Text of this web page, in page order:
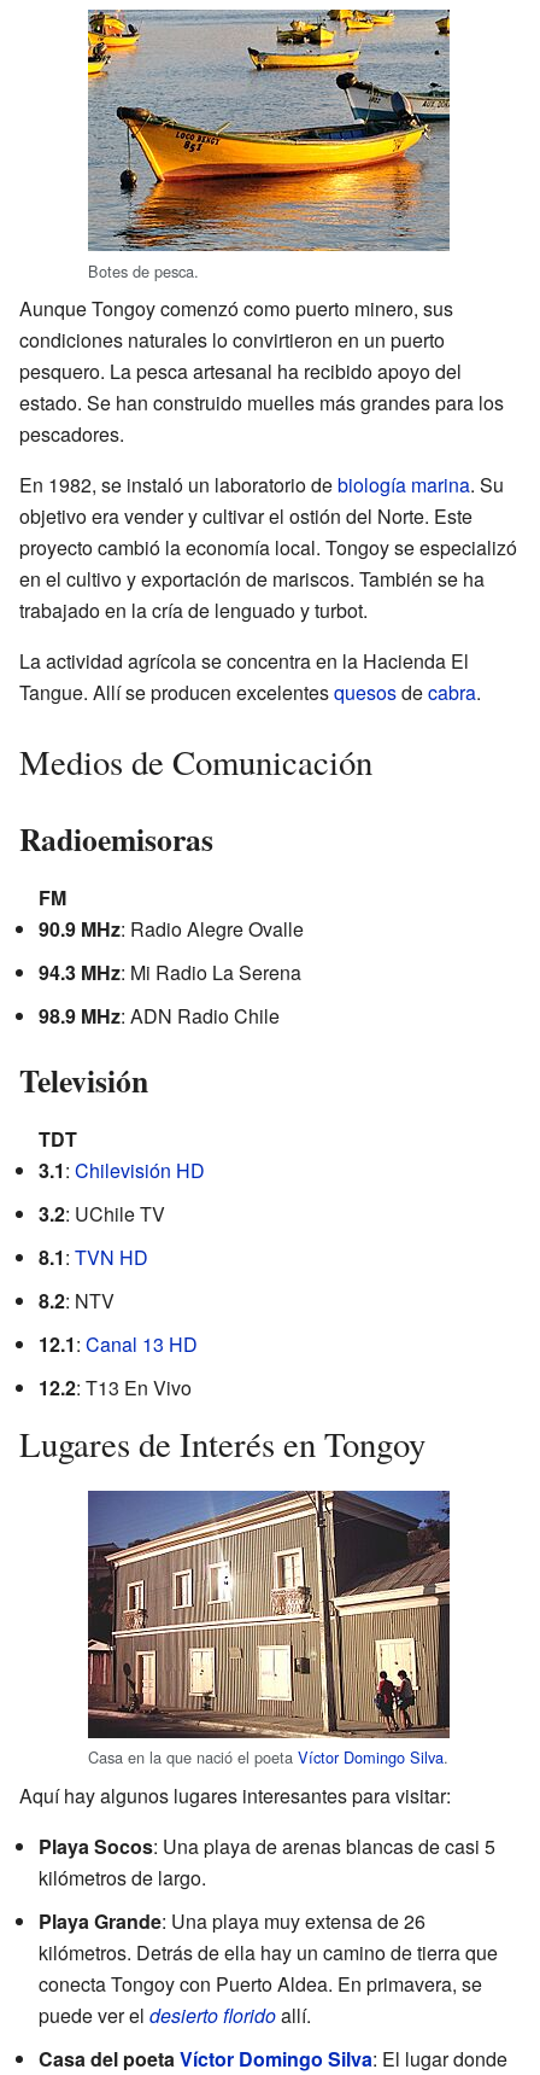
Botes de pesca.
Aunque Tongoy comenzó como puerto minero, sus
condiciones naturales lo convirtieron en un puerto
pesquero. La pesca artesanal ha recibido apoyo del
estado. Se han construido muelles más grandes para los
pescadores.
En 1982, se instaló un laboratorio debiología marina. Su
objetivo era vender y cultivar el ostión del Norte. Este
proyecto cambió la economía local. Tongoy se especializó
en el cultivo y exportación de mariscos. También se ha
trabajado en la cría de lenguado y turbot.
La actividad agrícola se concentra en la Hacienda El
Tangue. Allí se producen excelentesquesosdecabra.
Medios de Comunicación
Radioemisoras
FM
90.9 MHz: Radio Alegre Ovalle
94.3 MHz: Mi Radio La Serena
98.9 MHz: ADN Radio Chile
Televisión
TDT
3.1: Chilevisión HD
3.2: UChile TV
8.1: TVN HD
8.2: NTV
12.1: Canal 13 HD
12.2: T13 En Vivo
Lugares de Interés en Tongoy
Casa en la que nació el poeta Víctor Domingo Silva.
Aquí hay algunos lugares interesantes para visitar:
Playa Socos: Una playa de arenas blancas de casi 5
kilómetros de largo.
Playa Grande: Una playa muy extensa de 26
kilómetros. Detrás de ella hay un camino de tierra que
conecta Tongoy con Puerto Aldea. En primavera, se
puede ver el desierto floridoallí.
Casa del poetaVíctor Domingo Silva: El lugar donde